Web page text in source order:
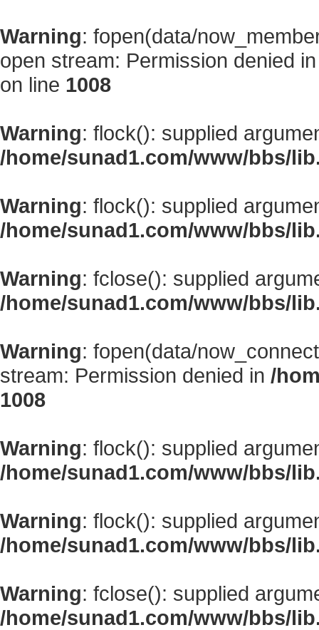
Warning: fopen(data/
open stream: Permission denied
on line 1008
Warning: flock(): supplied
/home/sunad1.com/www/bbs/
Warning: flock(): supplied
/home/sunad1.com/www/bbs/
Warning: fclose(): supplied
/home/sunad1.com/www/bbs/
Warning: fopen(data/
stream: Permission denied in /
1008
Warning: flock(): supplied
/home/sunad1.com/www/bbs/
Warning: flock(): supplied
/home/sunad1.com/www/bbs/
Warning: fclose(): supplied
/home/sunad1.com/www/bbs/